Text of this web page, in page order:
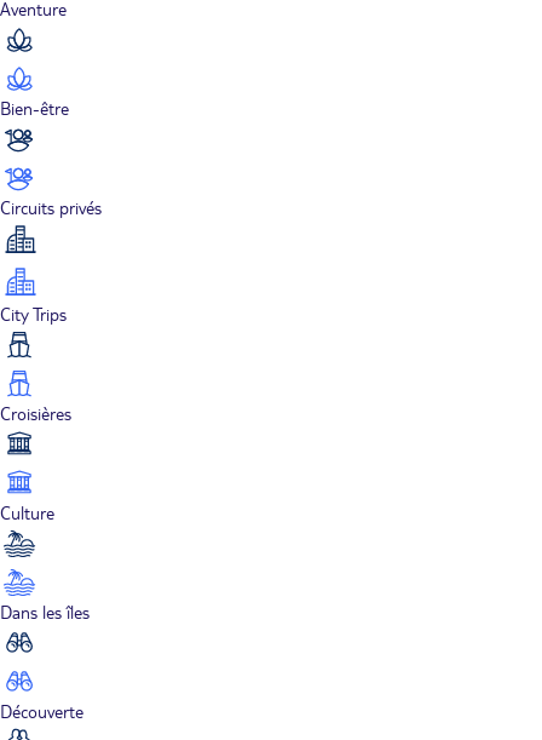
Aventure
Bien-être
Circuits privés
City Trips
Croisières
Culture
Dans les îles
Découverte